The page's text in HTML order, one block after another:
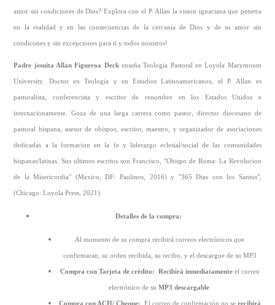
amor sin condiciones de Dios? Explora con el P. Allan la vision ignaciana que penetra
en la realidad y en las consecuencias de la cercania de Dios y de su amor sin
condicones y sin excepciones para ti y todos nosotros!
Padre jesuita Allan Figueroa Deckenseña Teologia Pastoral en Loyola Marymount
University. Doctor en Teologia y en Estudios Latinoamericanos, el P. Allan es
pastoralista, conferencista y escritor de renombre en los Estados Unidos e
internacionamente. Goza de una larga carrera como pastor, director diocesano de
pastoral hispana, asesor de obispos, escritor, maestro, y organizador de asociaciones
dedicadas a la formacion en la fe y liderazgo eclesial/social de las comunidades
hispanas/latinas. Sus ultimos escritos son Francisco, "Obispo de Roma: La Revolucion
de la Misericordia" (Mexico, DF: Paulinos, 2016) y "365 Dias con los Santos",
(Chicago: Loyola Press, 2021).
Detalles de la compra:
Al momento de su compra recibirá correos electrónicos que
confirmaran, su orden recibida, su recibo, y el descargue de su MP3
Compra con Tarjeta de crédito: Recibirá inmediatamenteel correo
electrónico de su MP3 descargable
Compra con ACH/ Cheque: El correo de confirmación no se recibirá